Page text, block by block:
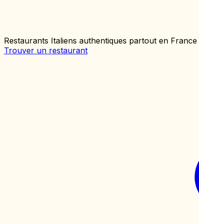
Restaurants Italiens authentiques partout en France
Trouver un restaurant